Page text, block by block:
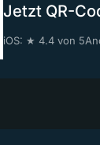
Jetzt QR-
iOS: ★ 4.4 von 5